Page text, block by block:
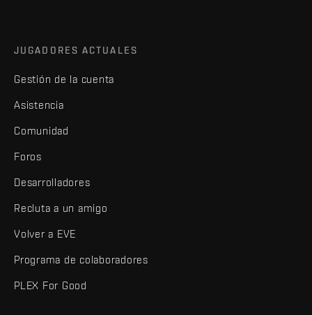
JUGADORES ACTUALES
Gestión de la cuenta
Asistencia
Comunidad
Foros
Desarrolladores
Recluta a un amigo
Volver a EVE
Programa de colaboradores
PLEX For Good